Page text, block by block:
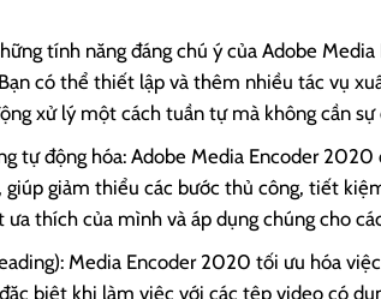
tính năng đáng chú ý của Adobe
có thể thiết lập và thêm nhiều tác vụ
xử lý một cách tuần tự mà không cần sự
tự động hóa: Adobe Media Encoder 2020
giảm thiểu các bước thủ công, tiết
ưa thích của mình và áp dụng chúng cho
Media Encoder 2020 tối ưu hóa
biệt khi làm việc với các tệp video có